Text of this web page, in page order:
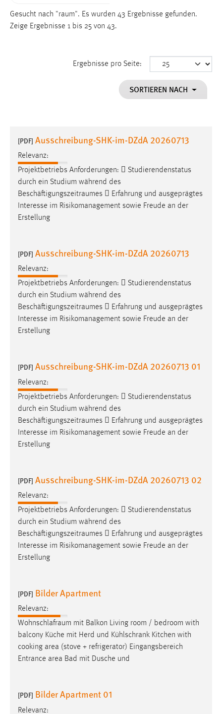
Gesucht nach "raum". Es wurden 43 Ergebnisse gefunden.
Zeige Ergebnisse 1 bis 25 von 43.
Ergebnisse pro Seite:
SORTIEREN NACH
[PDF] Ausschreibung-SHK-im-DZdA 20260713
Relevanz:
Projektbetriebs Anforderungen:  Studierendenstatus
durch ein Studium während des
Beschäftigungszeitraumes  Erfahrung und ausgeprägtes
Interesse im Risikomanagement sowie Freude an der
Erstellung
[PDF] Ausschreibung-SHK-im-DZdA 20260713
Relevanz:
Projektbetriebs Anforderungen:  Studierendenstatus
durch ein Studium während des
Beschäftigungszeitraumes  Erfahrung und ausgeprägtes
Interesse im Risikomanagement sowie Freude an der
Erstellung
[PDF] Ausschreibung-SHK-im-DZdA 20260713 01
Relevanz:
Projektbetriebs Anforderungen:  Studierendenstatus
durch ein Studium während des
Beschäftigungszeitraumes  Erfahrung und ausgeprägtes
Interesse im Risikomanagement sowie Freude an der
Erstellung
[PDF] Ausschreibung-SHK-im-DZdA 20260713 02
Relevanz:
Projektbetriebs Anforderungen:  Studierendenstatus
durch ein Studium während des
Beschäftigungszeitraumes  Erfahrung und ausgeprägtes
Interesse im Risikomanagement sowie Freude an der
Erstellung
[PDF] Bilder Apartment
Relevanz:
Wohnschlafraum mit Balkon Living room / bedroom with
balcony Küche mit Herd und Kühlschrank Kitchen with
cooking area (stove + refrigerator) Eingangsbereich
Entrance area Bad mit Dusche und
[PDF] Bilder Apartment 01
Relevanz:
Name:
Dieser Cookie speichert die ausgewählten Einverständnis-
Performance
Name:
staticfilecache
Zweck:
Für performante Seitenauslieferung wird in diesem Cookie
gespeichert, ob man eingeloggt ist.
Name:
Zweck:
Das Cookie speichert die gewählte Sprache der Website.
Cookie Laufzeit:
30 Tage
Name:
MibewSessionID, MIBEW_UserID, mibew_locale, mibew-
chat-frame-style-5e9dbeb1811c0446
Zweck:
Wird benötigt um die Chatfunktion nutzen zu können.
Cookie Laufzeit:
Login
Name:
fe_user, be_user, be_lastLoginProvider
Zweck:
Dieser Cookie ist notwendig um sich an der Website
Cookie Laufzeit:
24 Stunden
STATISTIK
Statistik Cookies erfassen Informationen anonym.